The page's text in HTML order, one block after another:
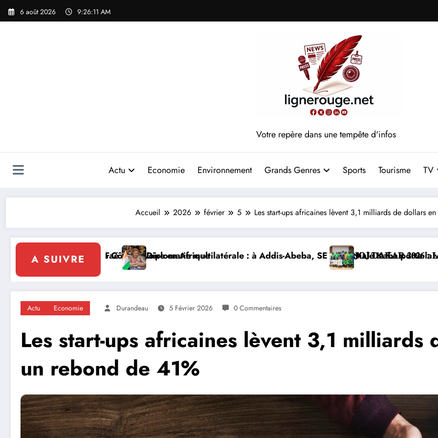
Aller
6 août 2026 9:26:13 AM
Votre repère dans une tempête d'infos
Actu Economie Environnement Grands Genres Sports Tourisme TV
Accueil 2026 février 5 Les start-ups africaines lèvent 3,1 milliards de dollars
A SUIVRE
: à Addis-Abeba, SE Mme Nialé Kaba porte la voix de la Côte d’Ivoire et lance la construction de la
𝐉𝐎𝐉 𝐃𝐀𝐊𝐀𝐑 𝟐𝟎𝟐𝟔 : 𝐋𝐄𝐒 𝐀𝐓𝐇𝐋È𝐓𝐄𝐒 𝐈𝐕𝐎𝐈𝐑𝐈𝐄𝐍𝐒 𝐒’𝐈𝐌𝐏𝐑È𝐆𝐍𝐄𝐍𝐓 𝐃𝐄𝐒
DIPLOMATIE
Actu Economie Durandeau 5 Février 2026 0 Commentaires
Les start-ups africaines lèvent 3,1
un rebond de 41%